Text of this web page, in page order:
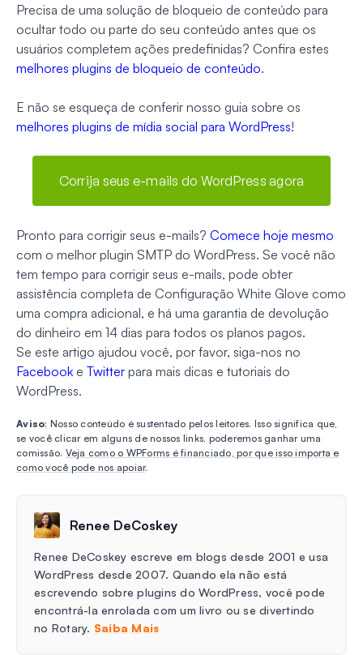
Precisa de uma solução de bloqueio de conteúdo para
ocultar todo ou parte do seu conteúdo antes que os
usuários completem ações predefinidas? Confira estes
melhores plugins de bloqueio de conteúdo.
E não se esqueça de conferir nosso guia sobre os
melhores plugins de mídia social para WordPress!
Corrija seus e-mails do WordPress agora
Pronto para corrigir seus e-mails? Comece hoje mesmo
com o melhor plugin SMTP do WordPress. Se você não
tem tempo para corrigir seus e-mails, pode obter
assistência completa de Configuração White Glove como
uma compra adicional, e há uma garantia de devolução
do dinheiro em 14 dias para todos os planos pagos.
Se este artigo ajudou você, por favor, siga-nos no
Facebook e Twitter para mais dicas e tutoriais do
WordPress.
Aviso: Nosso conteúdo é sustentado pelos leitores. Isso significa que,
se você clicar em alguns de nossos links, poderemos ganhar uma
comissão. Veja como o WPForms é financiado, por que isso importa e
como você pode nos apoiar.
Renee DeCoskey
Renee DeCoskey escreve em blogs desde 2001 e usa
WordPress desde 2007. Quando ela não está
escrevendo sobre plugins do WordPress, você pode
encontrá-la enrolada com um livro ou se divertindo
no Rotary. Saiba Mais